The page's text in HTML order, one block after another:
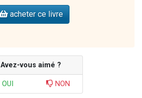
acheter ce livre
Avez-vous aimé ?
OUI NON